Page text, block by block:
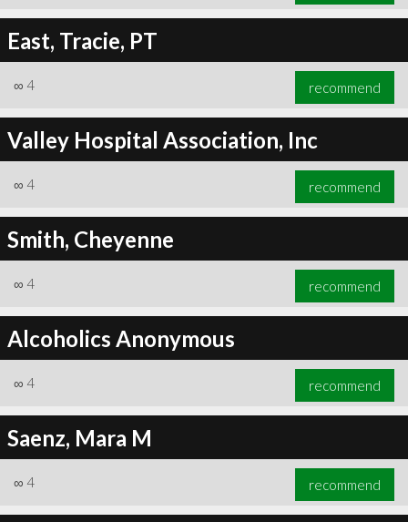
East, Tracie, PT
∞ 4 recommend
Valley Hospital Association, Inc
∞ 4 recommend
Smith, Cheyenne
∞ 4 recommend
Alcoholics Anonymous
∞ 4 recommend
Saenz, Mara M
∞ 4 recommend